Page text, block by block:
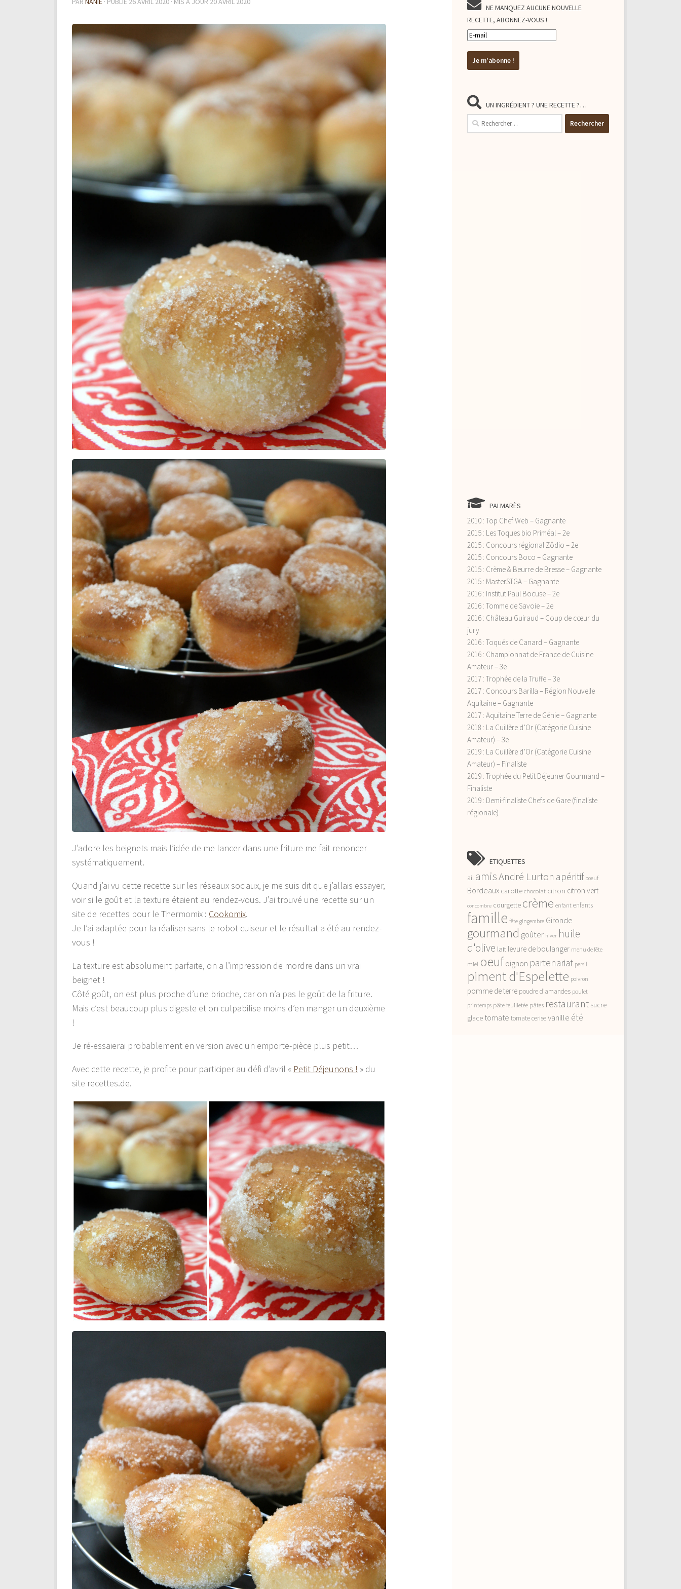
J’adore les beignets mais l’idée de me lancer dans une friture me fait renoncer
systématiquement.
Quand j’ai vu cette recette sur les réseaux sociaux, je me suis dit que j’allais essayer,
voir si le goût et la texture étaient au rendez-vous. J’ai trouvé une recette sur un
site de recettes pour le Thermomix : Cookomix.
Je l’ai adaptée pour la réaliser sans le robot cuiseur et le résultat a été au rendez-
vous !
La texture est absolument parfaite, on a l’impression de mordre dans un vrai
beignet !
Côté goût, on est plus proche d’une brioche, car on n’a pas le goût de la friture.
Mais c’est beaucoup plus digeste et on culpabilise moins d’en manger un deuxième
!
Je ré-essaierai probablement en version avec un emporte-pièce plus petit…
Avec cette recette, je profite pour participer au défi d’avril « Petit Déjeunons ! » du
site recettes.de.
NE MANQUEZ AUCUNE NOUVELLE
RECETTE, ABONNEZ-VOUS !
UN INGRÉDIENT ? UNE RECETTE ?…
Rechercher :
PALMARÈS
2010 : Top Chef Web – Gagnante
2015 : Les Toques bio Priméal – 2e
2015 : Concours régional Zôdio – 2e
2015 : Concours Boco – Gagnante
2015 : Crème & Beurre de Bresse – Gagnante
2015 : MasterSTGA – Gagnante
2016 : Institut Paul Bocuse – 2e
2016 : Tomme de Savoie – 2e
2016 : Château Guiraud – Coup de cœur du
jury
2016 : Toqués de Canard – Gagnante
2016 : Championnat de France de Cuisine
Amateur – 3e
2017 : Trophée de la Truffe – 3e
2017 : Concours Barilla – Région Nouvelle
Aquitaine – Gagnante
2017 : Aquitaine Terre de Génie – Gagnante
2018 : La Cuillère d’Or (Catégorie Cuisine
Amateur) – 3e
2019 : La Cuillère d’Or (Catégorie Cuisine
Amateur) – Finaliste
2019 : Trophée du Petit Déjeuner Gourmand –
Finaliste
2019 : Demi-finaliste Chefs de Gare (finaliste
régionale)
ETIQUETTES
ail amisAndré Lurton apéritif boeuf
Bordeaux carottechocolat citron citron vert
concombre courgette crème enfant enfants
famille fête gingembre Gironde
gourmand goûter hiver huile
d'olive lait levure de boulanger menu de fête
miel oeuf oignon partenariat persil
piment d'Espelette poivron
pomme de terre poudre d'amandes poulet
printemps pâte feuilletée pâtes restaurant sucre
glace tomate tomate cerisevanille été